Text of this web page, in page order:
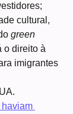
cultural,
green
o direito à
imigrantes
haviam